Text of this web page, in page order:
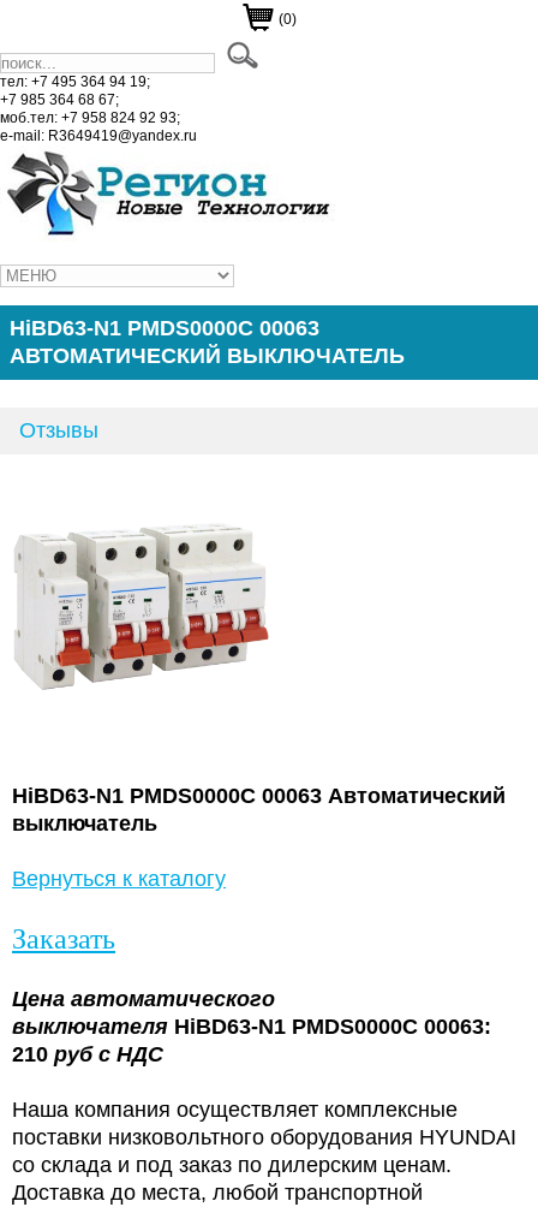
(0)
тел: +7 495 364 94 19;
+7 985 364 68 67;
моб.тел: +7 958 824 92 93;
e-mail: R3649419@yandex.ru
HiBD63-N1 PMDS0000C 00063
АВТОМАТИЧЕСКИЙ ВЫКЛЮЧАТЕЛЬ
Отзывы
HiBD63-N1 PMDS0000C 00063 Автоматический
выключатель
Вернуться к каталогу
Заказать
Цена автоматического
выключателя HiBD63-N1 PMDS0000C 00063:
210 руб с НДС
Наша компания осуществляет комплексные
поставки низковольтного оборудования HYUNDAI
со склада и под заказ по дилерским ценам.
Доставка до места, любой транспортной